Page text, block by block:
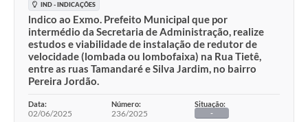
IND - INDICAÇÕES
lndico ao Exmo. Prefeito Municipal que por
intermédio da Secretaria de Administração, realize
estudos e viabilidade de instalação de redutor de
velocidade (lombada ou lombofaixa) na Rua Tietê,
entre as ruas Tamandaré e Silva Jardim, no bairro
Pereira Jordão.
Data:
02/06/2025
Número:
236/2025
Situação:
-